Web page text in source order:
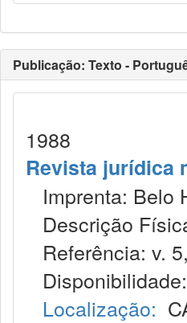
Publicação: Texto -
1988
Revista jurídica
Imprenta: Belo
Descrição
Referência: v.
Disponibilidade:
Localização: